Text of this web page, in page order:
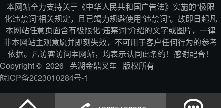
本网站全力支持关于《中华人民共和国广告法》实施的“极限
化违禁词”相关规定，且已竭力规避使用“违禁词”。故即日起凡
本网站任意页面含有极限化“违禁词”介绍的文字或图片，一律
非本网站主观意愿并即刻失效，不可用于客户任何行为的参考
依据。凡访客访问本网站，均表示认同此条约！感谢配合！
Copyright © 2026 芜湖金鼎叉车 版权所有
皖ICP备2023010284号-1